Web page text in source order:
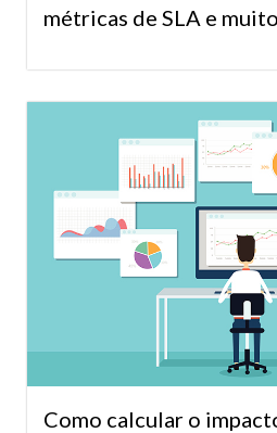
métricas de SLA e
Como calcular o